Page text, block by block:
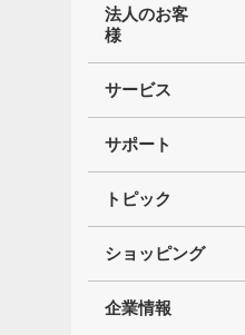
法人のお客
様
サービス
サポート
トピック
ショッピング
企業情報